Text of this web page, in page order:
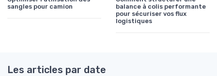
sangles pour camion
balance à colis performante
pour sécuriser vos flux
logistiques
Les articles par date